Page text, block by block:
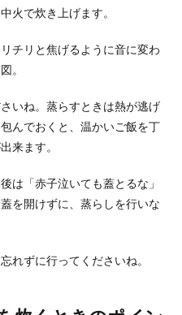
火で炊き上げます。
チリと焦げるように音に変わ
。
いね。蒸らすときは熱が逃げ
んでおくと、温かいご飯を丁
来ます。
は「赤子泣いても蓋とるな」
を開けずに、蒸らしを行いな
れずに行ってくださいね。